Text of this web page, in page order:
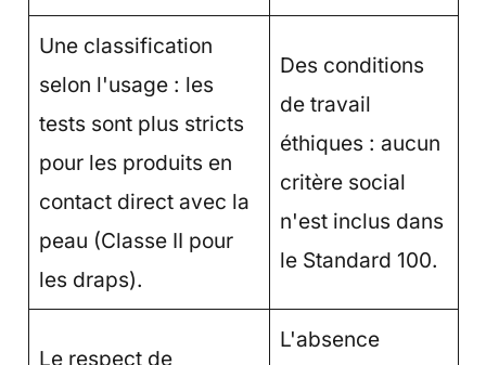
Une classification
selon l'usage : les
tests sont plus stricts
pour les produits en
contact direct avec la
peau (Classe II pour
les draps).
Des conditions
de travail
éthiques : aucun
critère social
n'est inclus dans
le Standard 100.
Le respect de
L'absence